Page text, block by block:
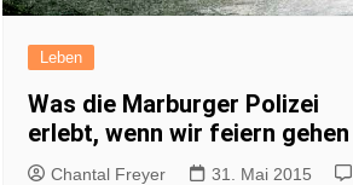
Leben
Was die Marburger Polizei
erlebt, wenn wir feiern gehen
Chantal Freyer 31. Mai 2015